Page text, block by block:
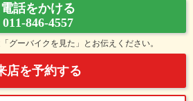
電話をかける
011-846-4557
グーバイクを見た」とお伝えください。
店を予約する